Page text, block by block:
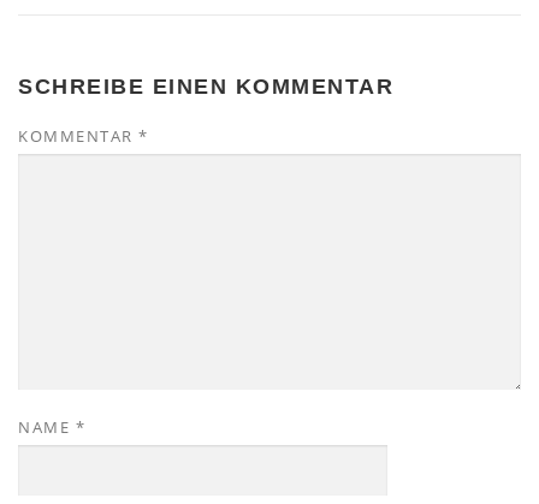
SCHREIBE EINEN KOMMENTAR
KOMMENTAR *
NAME *